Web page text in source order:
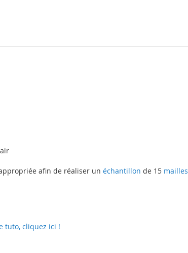
appropriée afin de réaliser un échantillon de 15 mailles
tuto, cliquez ici !